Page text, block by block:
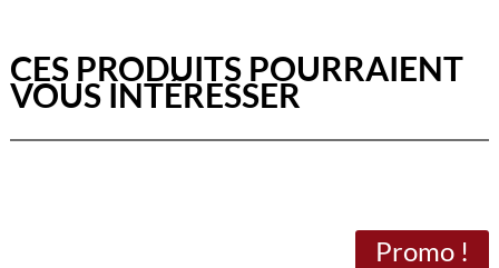
CES PRODUITS POURRAIENT
VOUS INTÉRESSER
Promo !